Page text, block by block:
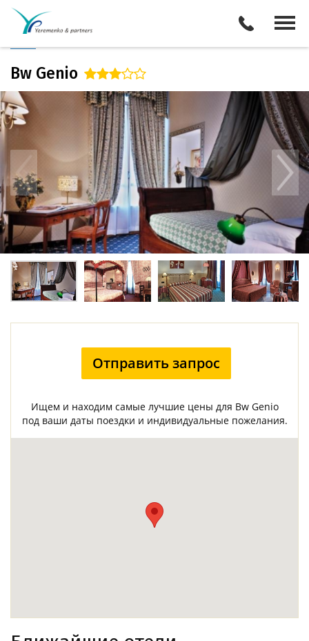
Описание отеля
Все туры
Bw Genio
Отправить запрос
Ищем и находим самые лучшие цены для Bw Genio
под ваши даты поездки и индивидуальные пожелания.